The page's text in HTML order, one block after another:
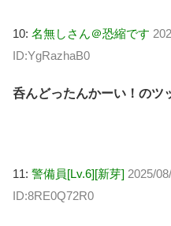
10: 名無しさん＠恐縮です
ID:YgRazhaB0
呑んどったんかーい！のツ
11: 警備員[Lv.6][新芽] 2025/
ID:8RE0Q72R0